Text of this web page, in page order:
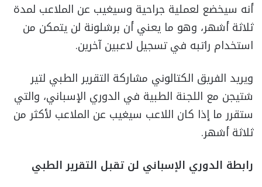
أنه سيخضع لعملية جراحية وسيغيب عن الملاعب لمدة
ثلاثة أشهر، وهو ما يعني أن برشلونة لن يتمكن من
استخدام راتبه في تسجيل لاعبين آخرين.
ويريد الفريق الكتالوني مشاركة التقرير الطبي لتير
شتيجن مع اللجنة الطبية في الدوري الإسباني، والتي
ستقرر ما إذا كان اللاعب سيغيب عن الملاعب لأكثر من
ثلاثة أشهر.
رابطة الدوري الإسباني لن تقبل التقرير الطبي